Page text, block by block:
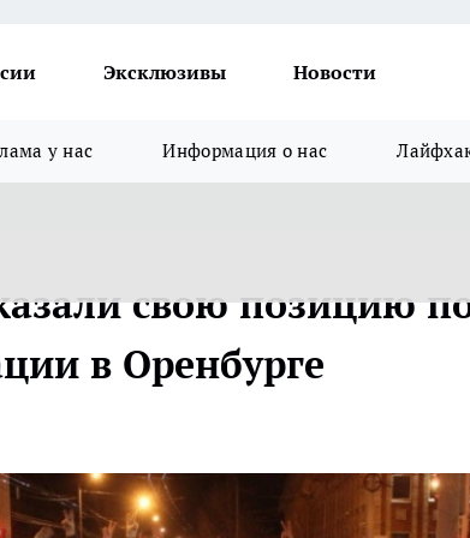
Эксклюзивы Новости
у нас Информация о нас
свою позицию
в Оренбурге